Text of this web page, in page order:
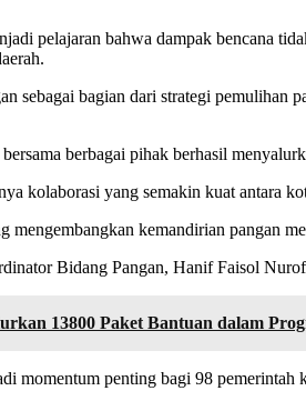
pelajaran bahwa dampak bencana
sebagai bagian dari strategi pemulihan
berbagai pihak berhasil
kolaborasi yang semakin kuat antara
mengembangkan kemandirian pangan
Bidang Pangan, Hanif Faisol
13800 Paket Bantuan dalam
penting bagi 98 pemerintah